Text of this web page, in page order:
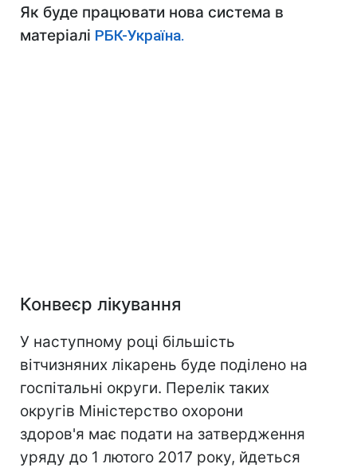
Як буде працювати нова система в
матеріалі РБК-Україна.
Конвеєр лікування
У наступному році більшість
вітчизняних лікарень буде поділено на
госпітальні округи. Перелік таких
округів Міністерство охорони
здоров'я має подати на затвердження
уряду до 1 лютого 2017 року, йдеться